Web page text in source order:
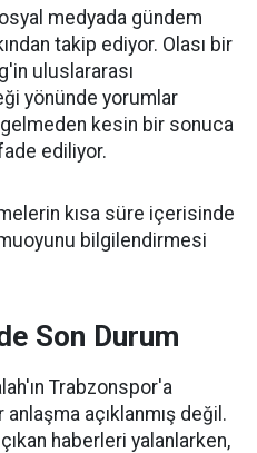
medyada gündem
takip ediyor. Olası bir
uluslararası
yönünde yorumlar
gelmeden kesin bir sonuca
ediliyor.
kısa süre içerisinde
bilgilendirmesi
Son Durum
Trabzonspor'a
açıklanmış değil.
haberleri yalanlarken,